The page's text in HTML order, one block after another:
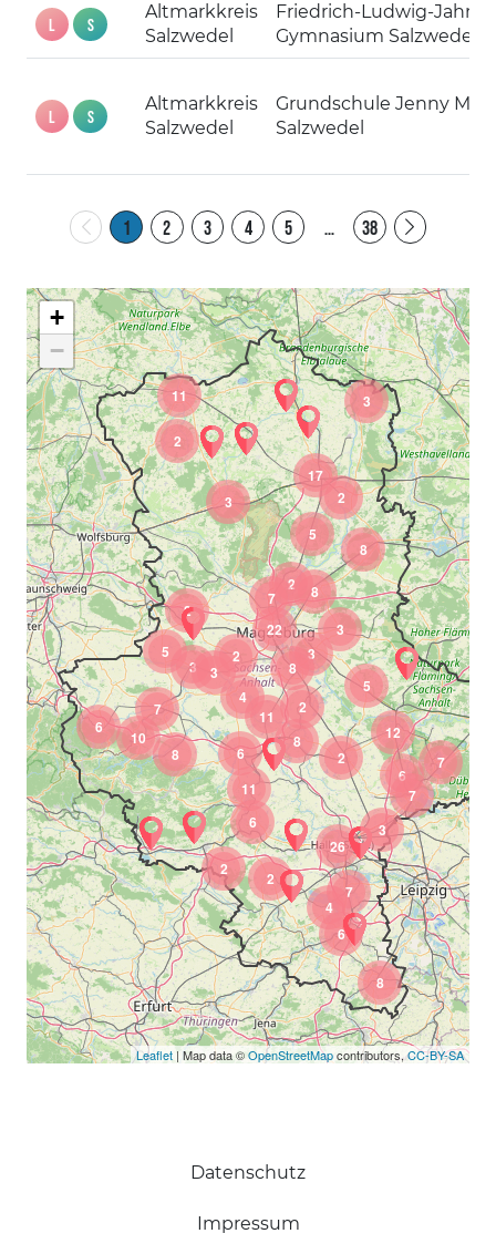
L S
Altmarkkreis
Salzwedel
Friedrich-Ludwig-Jahn-
Gymnasium Salzwedel
L S
Altmarkkreis
Salzwedel
Grundschule Jenny Marx
Salzwedel
1 2 3 4 5 … 38
2
8
6
8
4
11
2
4
7
3
7
2
17
3
5
2
11
6
3
8
3
8
2
6
7
8
10
3
2
7
2
3
5
5
6
2
7
26
12
8
6
22
2
11
3
+
−
Leaflet | Map data ©OpenStreetMapcontributors,CC-BY-SA
Datenschutz
Impressum